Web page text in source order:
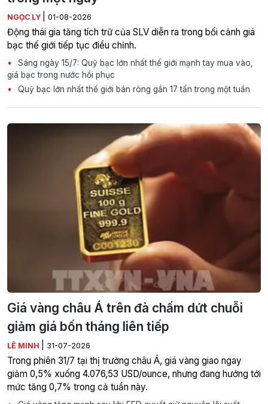
NGỌC LY 01-08-2026
Động thái gia tăng tích trữ của SLV diễn ra trong bối cảnh giá
bạc thế giới tiếp tục điều chỉnh.
Sáng ngày 15/7: Quỹ bạc lớn nhất thế giới mạnh tay mua vào,
giá bạc trong nước hồi phục
Quỹ bạc lớn nhất thế giới bán ròng gần 17 tấn trong một tuần
Giá vàng châu Á trên đà chấm dứt chuỗi
giảm giá bốn tháng liên tiếp
LÊ MINH 31-07-2026
Trong phiên 31/7 tại thị trường châu Á, giá vàng giao ngay
giảm 0,5% xuống 4.076,53 USD/ounce, nhưng đang hướng tới
mức tăng 0,7% trong cả tuần này.